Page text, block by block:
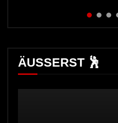
ÄUSSERST 🕺